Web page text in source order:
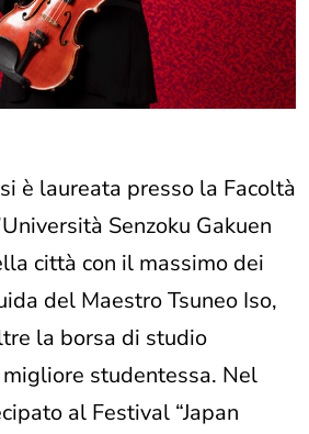
è laureata presso la Facoltà
Senzoku Gakuen
città con il massimo dei
del Maestro Tsuneo Iso,
la borsa di studio
migliore studentessa. Nel
al Festival “Japan